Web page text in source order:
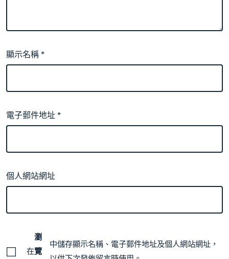
顯示名稱*
電子郵件地址*
個人網站網址
在
瀏
覽
中儲存顯示名稱、電子郵件地址及個人網站網址，